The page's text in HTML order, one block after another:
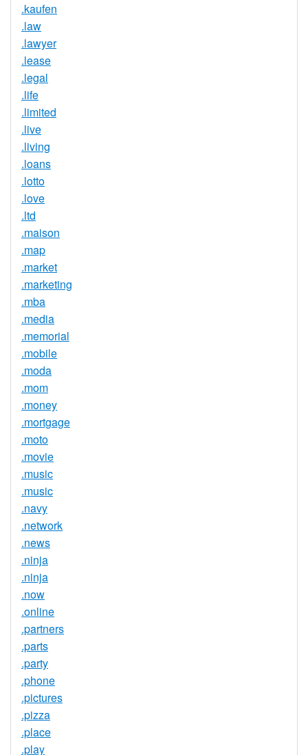
.kaufen
.law
.lawyer
.lease
.legal
.life
.limited
.live
.living
.loans
.lotto
.love
.ltd
.maison
.map
.market
.marketing
.mba
.media
.memorial
.mobile
.moda
.mom
.money
.mortgage
.moto
.movie
.music
.music
.navy
.network
.news
.ninja
.ninja
.now
.online
.partners
.parts
.party
.phone
.pictures
.pizza
.place
.play